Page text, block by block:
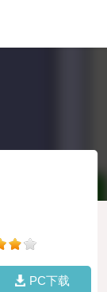
PC下载